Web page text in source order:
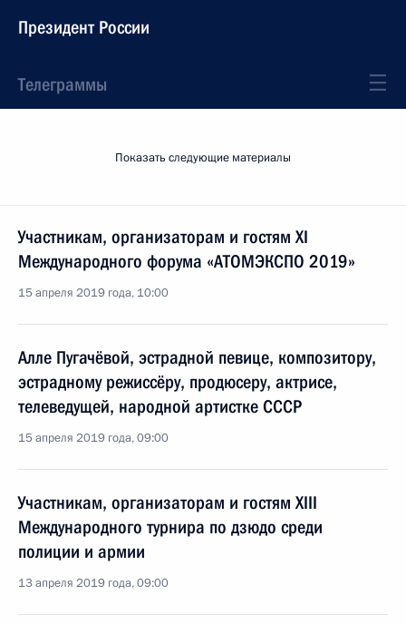
Президент России
Телеграммы
Показать следующие материалы
Участникам, организаторам и гостям XI
Международного форума «АТОМЭКСПО 2019»
15 апреля 2019 года, 10:00
Алле Пугачёвой, эстрадной певице, композитору,
эстрадному режиссёру, продюсеру, актрисе,
телеведущей, народной артистке СССР
15 апреля 2019 года, 09:00
Участникам, организаторам и гостям XIII
Международного турнира по дзюдо среди
полиции и армии
13 апреля 2019 года, 09:00